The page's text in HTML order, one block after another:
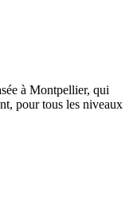
à Montpellier, qui
pour tous les niveaux